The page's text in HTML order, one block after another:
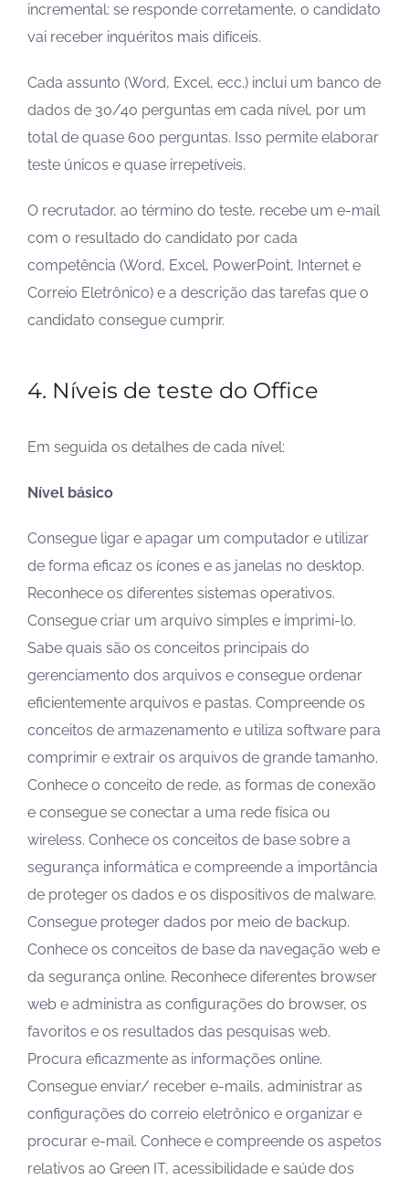
incremental: se responde corretamente, o candidato
vai receber inquéritos mais difíceis.
Cada assunto (Word, Excel, ecc.) inclui um banco de
dados de 30/40 perguntas em cada nível, por um
total de quase 600 perguntas. Isso permite elaborar
teste únicos e quase irrepetíveis.
O recrutador, ao término do teste, recebe um e-mail
com o resultado do candidato por cada
competência (Word, Excel, PowerPoint, Internet e
Correio Eletrônico) e a descrição das tarefas que o
candidato consegue cumprir.
4. Níveis de teste do Office
Em seguida os detalhes de cada nível:
Nível básico
Consegue ligar e apagar um computador e utilizar
de forma eficaz os ícones e as janelas no desktop.
Reconhece os diferentes sistemas operativos.
Consegue criar um arquivo simples e imprimi-lo.
Sabe quais são os conceitos principais do
gerenciamento dos arquivos e consegue ordenar
eficientemente arquivos e pastas. Compreende os
conceitos de armazenamento e utiliza software para
comprimir e extrair os arquivos de grande tamanho.
Conhece o conceito de rede, as formas de conexão
e consegue se conectar a uma rede física ou
wireless. Conhece os conceitos de base sobre a
segurança informática e compreende a importância
de proteger os dados e os dispositivos de malware.
Consegue proteger dados por meio de backup.
Conhece os conceitos de base da navegação web e
da segurança online. Reconhece diferentes browser
web e administra as configurações do browser, os
favoritos e os resultados das pesquisas web.
Procura eficazmente as informações online.
Consegue enviar/ receber e-mails, administrar as
configurações do correio eletrônico e organizar e
procurar e-mail. Conhece e compreende os aspetos
relativos ao Green IT, acessibilidade e saúde dos